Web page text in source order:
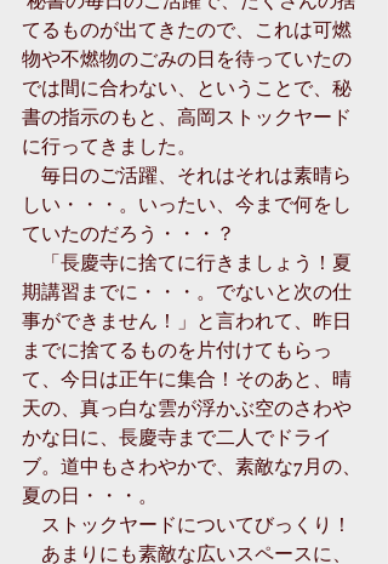
てるものが出てきたので、これは可燃
物や不燃物のごみの日を待っていたの
では間に合わない、ということで、秘
書の指示のもと、高岡ストックヤード
に行ってきました。
毎日のご活躍、それはそれは素晴ら
しい・・・。いったい、今まで何をし
ていたのだろう・・・？
「長慶寺に捨てに行きましょう！夏
期講習までに・・・。でないと次の仕
事ができません！」と言われて、昨日
までに捨てるものを片付けてもらっ
て、今日は正午に集合！そのあと、晴
天の、真っ白な雲が浮かぶ空のさわや
かな日に、長慶寺まで二人でドライ
ブ。道中もさわやかで、素敵な7月の、
夏の日・・・。
ストックヤードについてびっくり！
あまりにも素敵な広いスペースに、